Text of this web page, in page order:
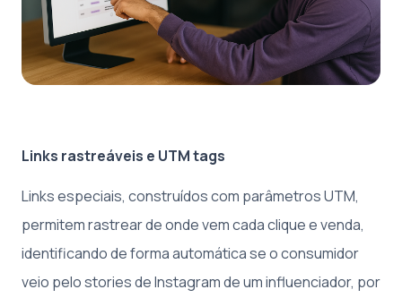
Links rastreáveis e UTM tags
Links especiais, construídos com parâmetros UTM,
permitem rastrear de onde vem cada clique e venda,
identificando de forma automática se o consumidor
veio pelo stories de Instagram de um influenciador, por